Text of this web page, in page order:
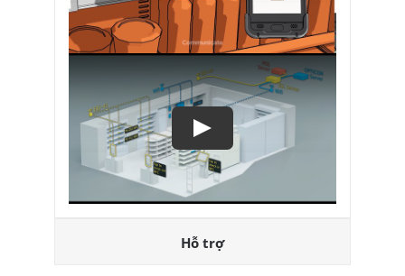
Play
Hỗ trợ